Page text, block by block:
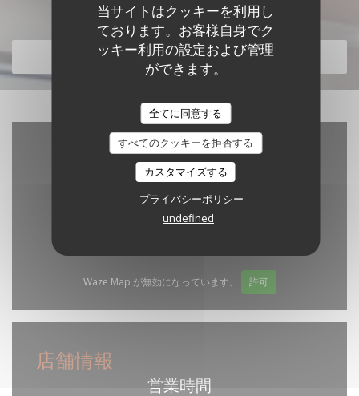
当サイトはクッキーを利用し
ております。お客様自身でク
ッキー利用の設定および管理
ができます。
全てに同意する
すべてのクッキーを拒否する
カスタマイズする
プライバシーポリシー
undefined
メニューを発見する
メニューを発見する
Waze Map が無効になっています。 許可
店舗情報
営業時間